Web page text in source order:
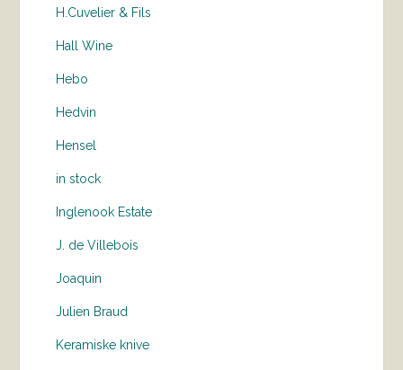
H.Cuvelier & Fils
Hall Wine
Hebo
Hedvin
Hensel
in stock
Inglenook Estate
J. de Villebois
Joaquin
Julien Braud
Keramiske knive